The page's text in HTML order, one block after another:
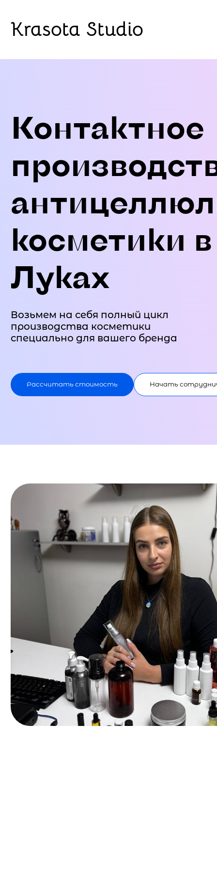
Krasota Studio
Контактное
косметики
Луках
Возьмем на себя полный цикл
производства косметики
специально для вашего бренда
Рассчитать стоимость Начать